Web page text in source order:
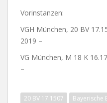
Vorinstanzen:
VGH München, 20 BV
2019 –
VG München, M 18 K
–
20 BV 17.1507
Bayerische